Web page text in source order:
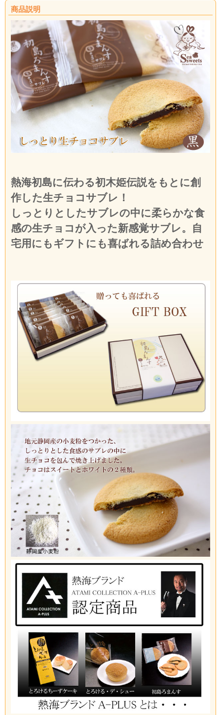
商品説明
熱海初島に伝わる初木姫伝説をもとに創
作した生チョコサブレ！
しっとりとしたサブレの中に柔らかな食
感の生チョコが入った新感覚サブレ。自
宅用にもギフトにも喜ばれる詰め合わせ